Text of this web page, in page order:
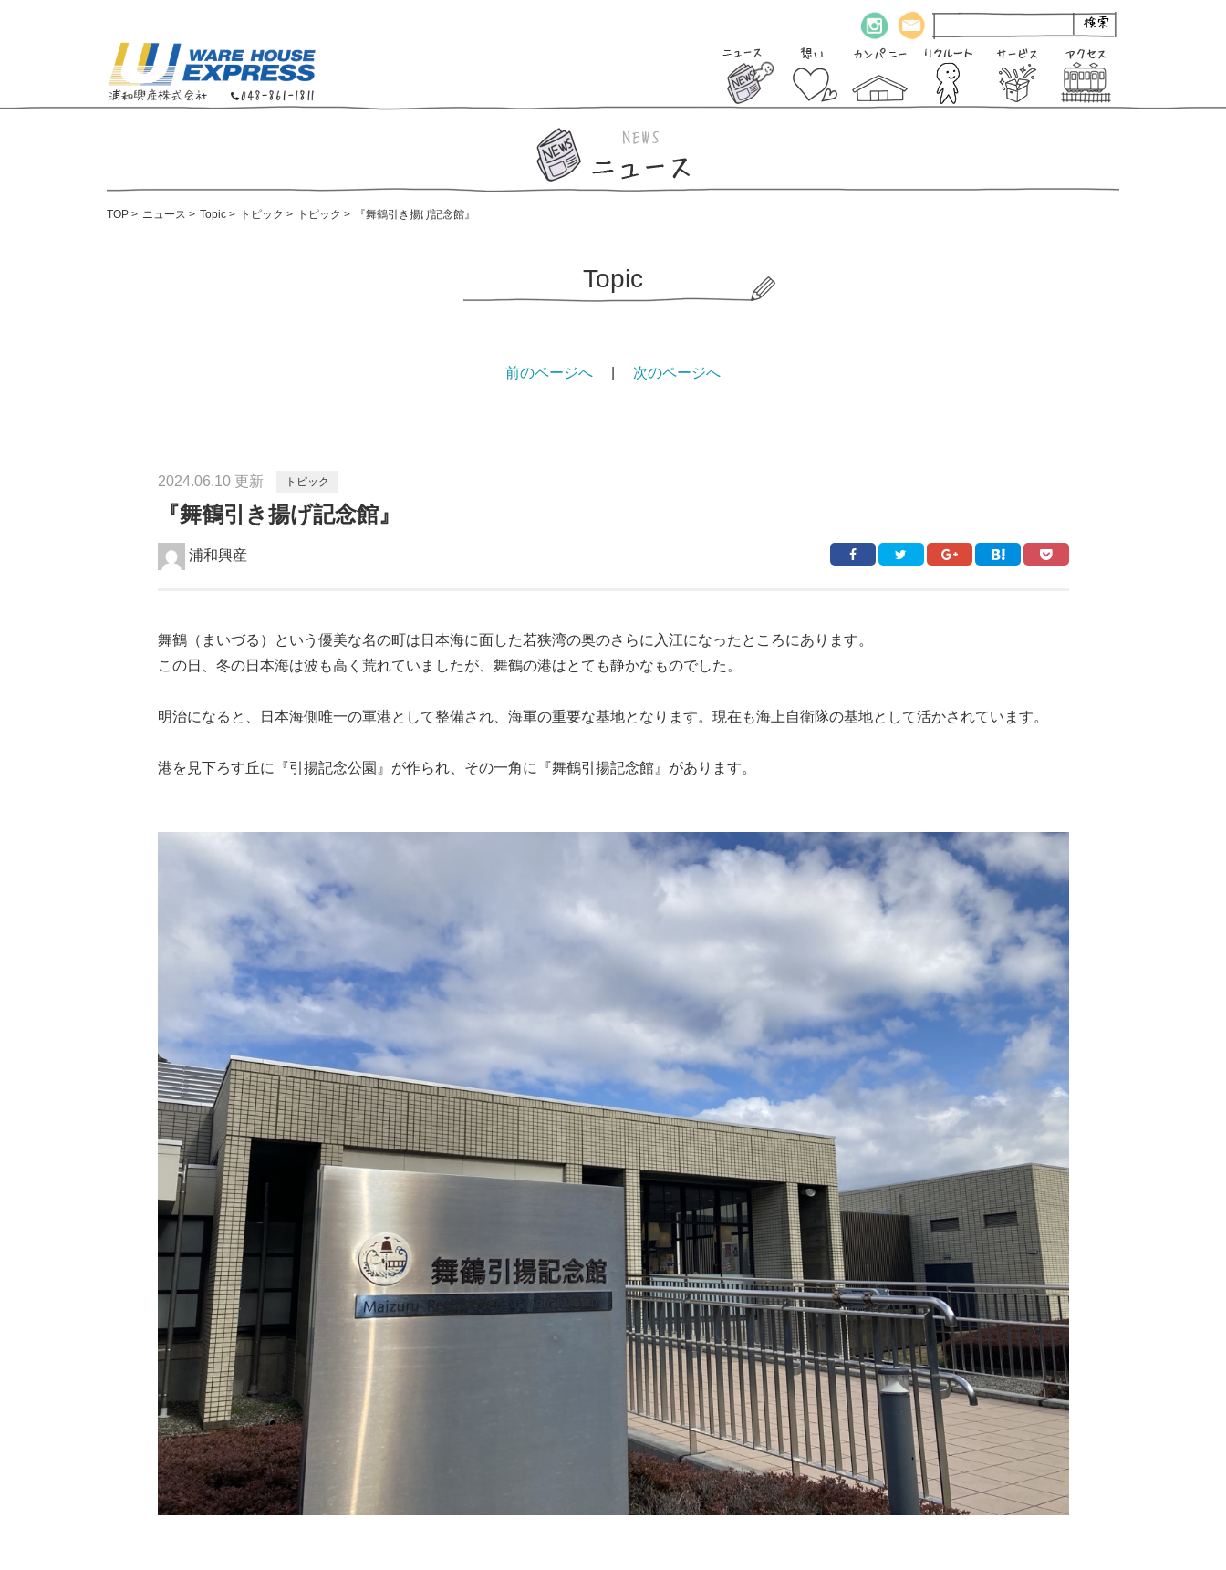
TOP > ニュース > Topic > トピック > トピック > 『舞鶴引き揚げ記念館』
Topic
前のページへ 次のページへ
2024.06.10 更新 トピック
『舞鶴引き揚げ記念館』
浦和興産
舞鶴（まいづる）という優美な名の町は日本海に面した若狭湾の奥のさらに入江になったところにあります。
この日、冬の日本海は波も高く荒れていましたが、舞鶴の港はとても静かなものでした。
明治になると、日本海側唯一の軍港として整備され、海軍の重要な基地となります。現在も海上自衛隊の基地として活かされています。
港を見下ろす丘に『引揚記念公園』が作られ、その一角に『舞鶴引揚記念館』があります。